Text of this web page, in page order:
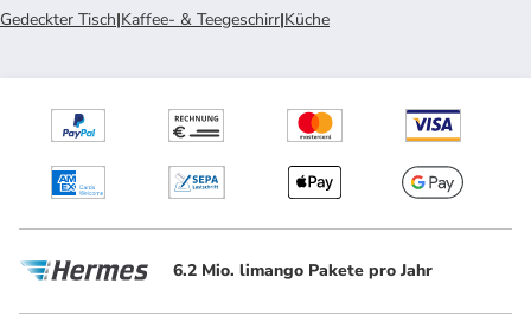
Gedeckter Tisch|Kaffee- & Teegeschirr|Küche
6.2 Mio. limango Pakete pro Jahr